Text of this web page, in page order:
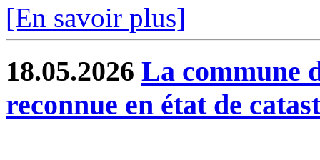
[En savoir plus]
18.05.2026 La commune
reconnue en état de